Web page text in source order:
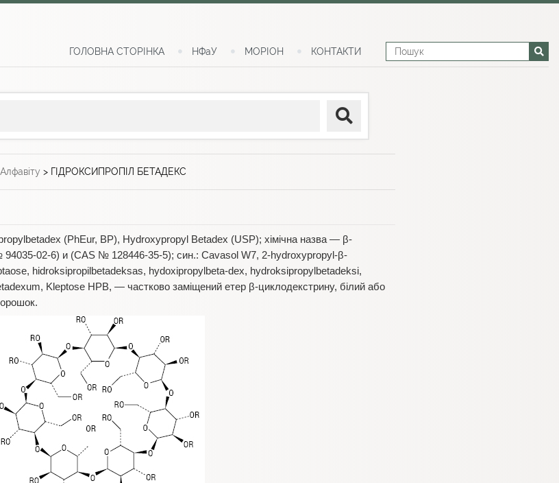
ГОЛОВНА СТОРІНКА НФаУ МОРІОН КОНТАКТИ
> ГІДРОКСИПРОПІЛ БЕТАДЕКС
(PhEur, BP), Hydroxypropyl Betadex (USP); хімічна назва — β-
02-6) и (CAS № 128446-35-5); син.: Cavasol W7, 2-hydroxypropyl-β-
hidroksipropilbetadeksas, hydoxipropylbeta-dex, hydroksipropylbetadeksi,
Kleptose HPB, — частково заміщений етер β-циклодекстрину, білий або